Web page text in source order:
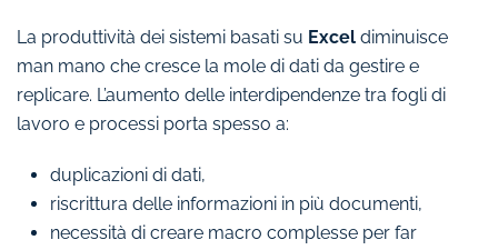
La produttività dei sistemi basati su Excel diminuisce
man mano che cresce la mole di dati da gestire e
replicare. L’aumento delle interdipendenze tra fogli di
lavoro e processi porta spesso a:
duplicazioni di dati,
riscrittura delle informazioni in più documenti,
necessità di creare macro complesse per far